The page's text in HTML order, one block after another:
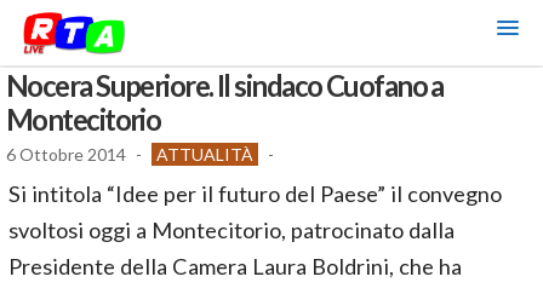
Nocera Superiore. Il sindaco Cuofano a
Montecitorio
6 Ottobre 2014 - ATTUALITÀ -
Si intitola “Idee per il futuro del Paese” il convegno
svoltosi oggi a Montecitorio, patrocinato dalla
Presidente della Camera Laura Boldrini, che ha